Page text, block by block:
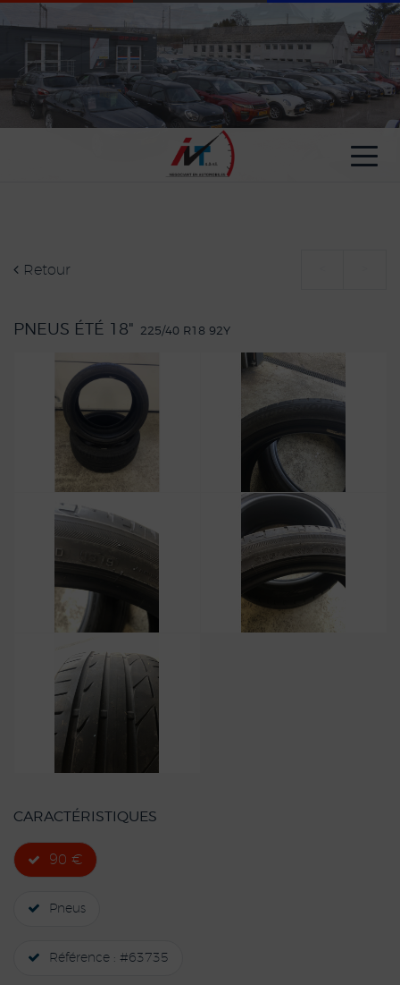
Retour
PNEUS ÉTÉ 18" 225/40 R18 92Y
CARACTÉRISTIQUES
90 €
Pneus
Référence : #63735
Paramètres avancés des cookies